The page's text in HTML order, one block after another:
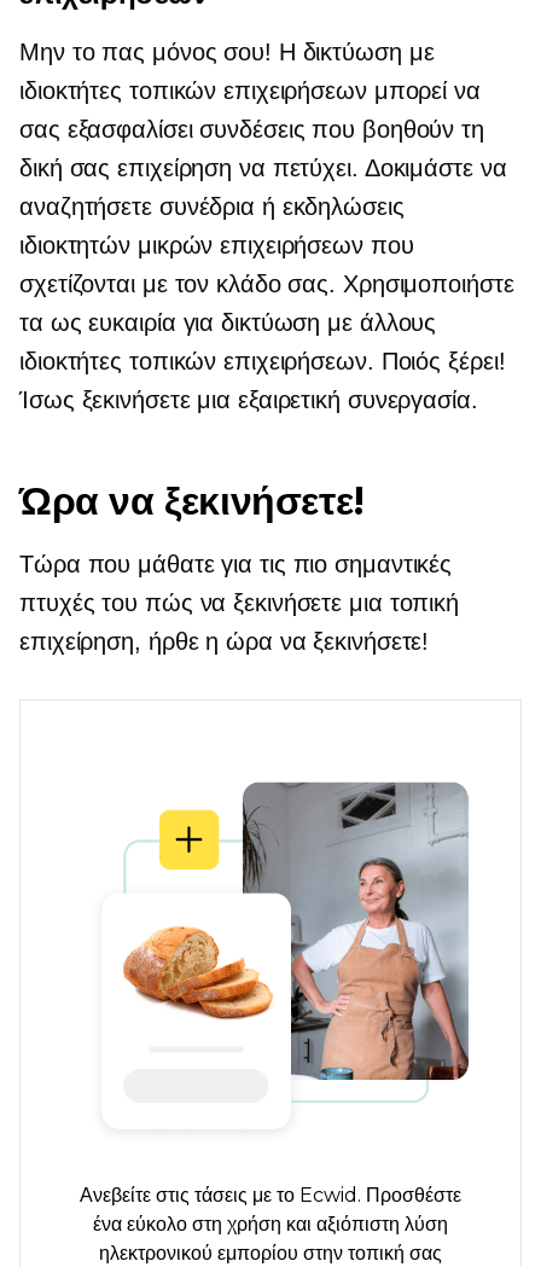
Μην το πας μόνος σου! Η δικτύωση με
ιδιοκτήτες τοπικών επιχειρήσεων μπορεί να
σας εξασφαλίσει συνδέσεις που βοηθούν τη
δική σας επιχείρηση να πετύχει. Δοκιμάστε να
αναζητήσετε συνέδρια ή εκδηλώσεις
ιδιοκτητών μικρών επιχειρήσεων που
σχετίζονται με τον κλάδο σας. Χρησιμοποιήστε
τα ως ευκαιρία για δικτύωση με άλλους
ιδιοκτήτες τοπικών επιχειρήσεων. Ποιός ξέρει!
Ίσως ξεκινήσετε μια εξαιρετική συνεργασία.
Ώρα να ξεκινήσετε!
Τώρα που μάθατε για τις πιο σημαντικές
πτυχές του πώς να ξεκινήσετε μια τοπική
επιχείρηση, ήρθε η ώρα να ξεκινήσετε!
Ανεβείτε στις τάσεις με το Ecwid. Προσθέστε
ένα εύκολο στη χρήση και αξιόπιστη λύση
ηλεκτρονικού εμπορίου στην τοπική σας